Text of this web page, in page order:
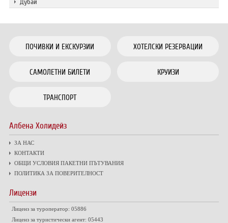
Дубай
ПОЧИВКИ И ЕКСКУРЗИИ ХОТЕЛСКИ РЕЗЕРВАЦИИ
САМОЛЕТНИ БИЛЕТИ КРУИЗИ
ТРАНСПОРТ
Албена Холидейз
ЗА НАС
КОНТАКТИ
ОБЩИ УСЛОВИЯ ПАКЕТНИ ПЪТУВАНИЯ
ПОЛИТИКА ЗА ПОВЕРИТЕЛНОСТ
Лицензи
Лиценз за туроператор: 05886
Лиценз за туристически агент: 05443